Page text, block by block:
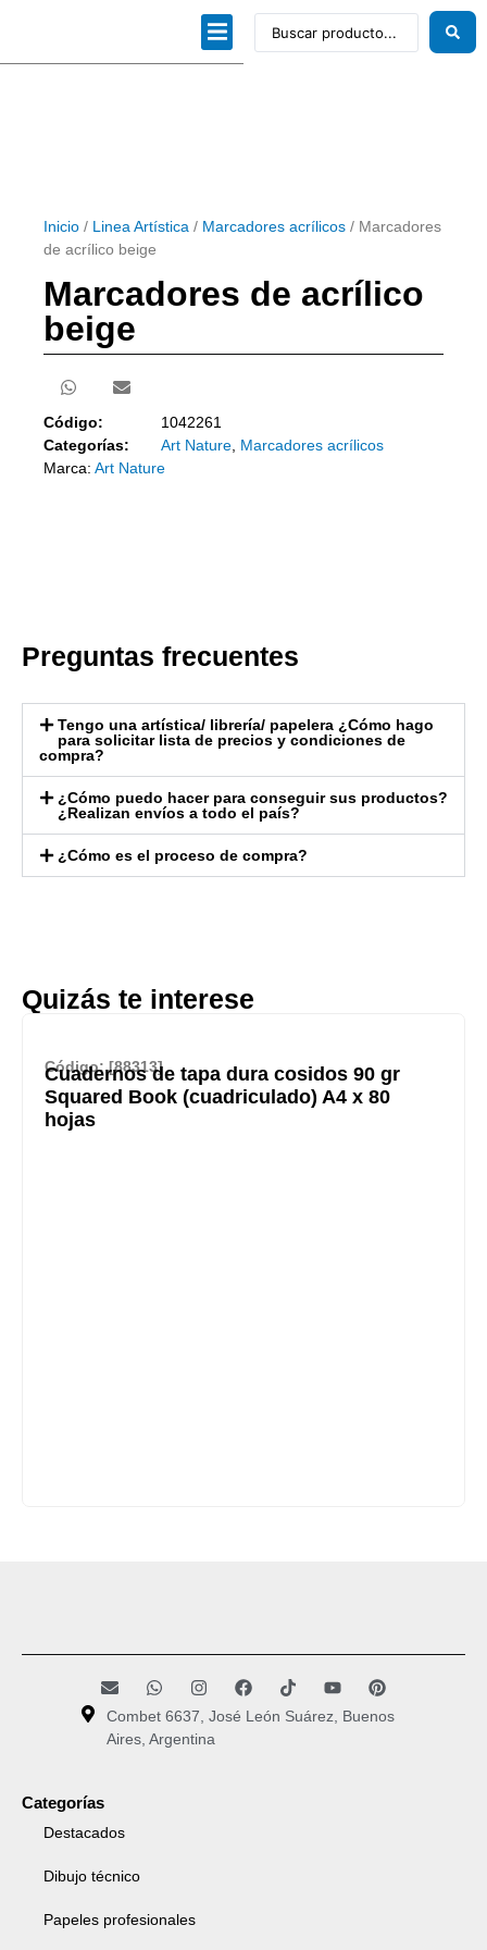
Inicio / Linea Artística / Marcadores acrílicos / Marcadores
de acrílico beige
Marcadores de acrílico
beige
Código:
1042261
Categorías:
Art Nature Marcadores acrílicos
Marca: Art Nature
Preguntas frecuentes
Tengo una artística/ librería/ papelera ¿Cómo hago
para solicitar lista de precios y condiciones de
compra?
¿Cómo puedo hacer para conseguir sus productos?
¿Realizan envíos a todo el país?
¿Cómo es el proceso de compra?
Quizás te interese
Código: [88313]
Cuadernos de tapa dura cosidos 90 gr
Squared Book (cuadriculado) A4 x 80
hojas
Combet 6637, José León Suárez, Buenos
Aires, Argentina
Categorías
Destacados
Dibujo técnico
Papeles profesionales